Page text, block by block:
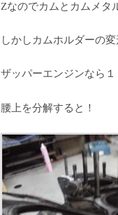
Zなのでカムとカムメタ
しかしカムホルダーの
ザッパーエンジンなら
腰上を分解すると！